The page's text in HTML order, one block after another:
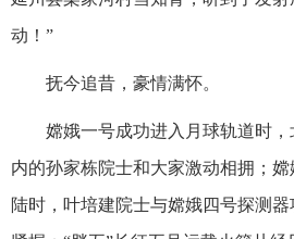
动！”
抚今追昔，豪情满怀。
嫦娥一号成功进入月球轨道时
内的孙家栋院士和大家激动相拥；
陆时，叶培建院士与嫦娥四号探测